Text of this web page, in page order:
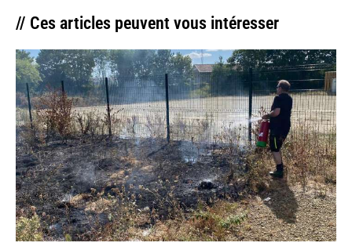
// Ces articles peuvent vous intéresser